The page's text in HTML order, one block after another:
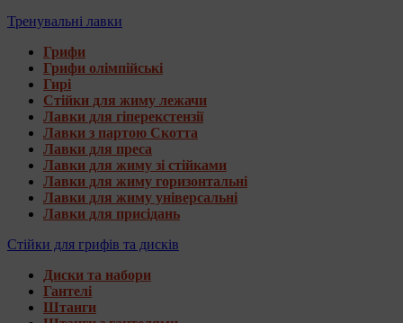
Тренувальні лавки
Грифи
Грифи олімпійські
Гирі
Стійки для жиму лежачи
Лавки для гіперекстензії
Лавки з партою Скотта
Лавки для преса
Лавки для жиму зі стійками
Лавки для жиму горизонтальні
Лавки для жиму універсальні
Лавки для присідань
Стійки для грифів та дисків
Диски та набори
Гантелі
Штанги